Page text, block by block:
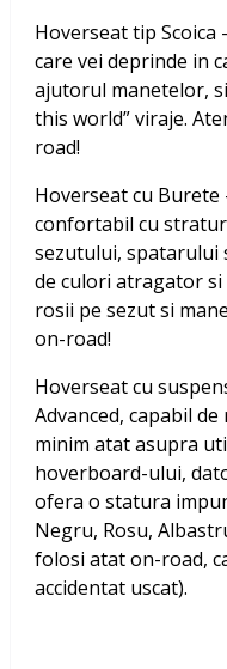
Hoverseat tip Scoica
care vei deprinde in
ajutorul manetelor,
this world” viraje.
road!
Hoverseat cu Burete
confortabil cu
sezutului, spatarului
de culori atragator
rosii pe sezut si
on-road!
Hoverseat cu
Advanced, capabil
minim atat asupra
hoverboard-ului,
ofera o statura
Negru, Rosu,
folosi atat on-road,
accidentat uscat).